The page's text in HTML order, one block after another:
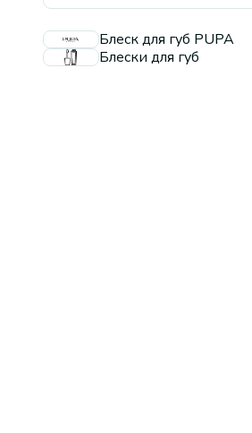
Блеск для губ PUPA
Блески для губ